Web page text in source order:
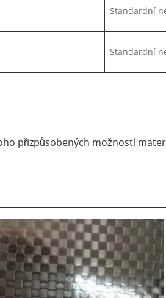
Standardní
Standardní
přizpůsobených možností